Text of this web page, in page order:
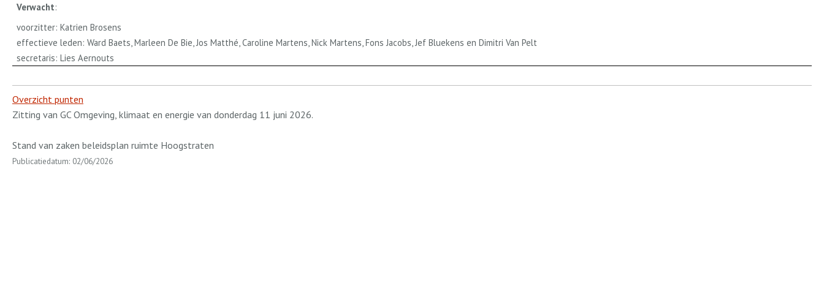
Verwacht:
voorzitter: Katrien Brosens
effectieve leden: Ward Baets, Marleen De Bie, Jos Matthé, Caroline Martens, Nick Martens, Fons Jacobs, Jef Bluekens en Dimitri Van Pelt
secretaris: Lies Aernouts
Overzicht punten
Zitting van GC Omgeving, klimaat en energie van donderdag 11 juni 2026.
Stand van zaken beleidsplan ruimte Hoogstraten
Publicatiedatum: 02/06/2026